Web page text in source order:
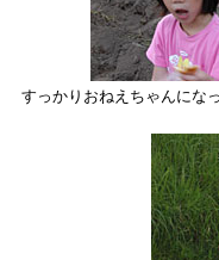
すっかりおねえちゃんにな